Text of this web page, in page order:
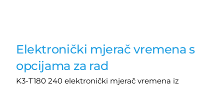
Elektronički mjerač vremena s
opcijama za rad
K3-T180 240 elektronički mjerač vremena iz